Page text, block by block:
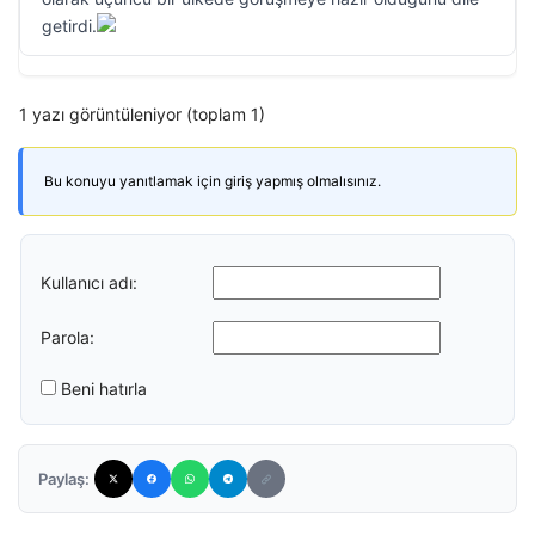
getirdi.
1 yazı görüntüleniyor (toplam 1)
Bu konuyu yanıtlamak için giriş yapmış olmalısınız.
Kullanıcı adı:
Parola:
Beni hatırla
Paylaş: